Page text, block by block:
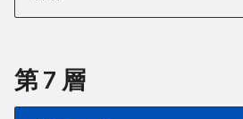
第 7 層